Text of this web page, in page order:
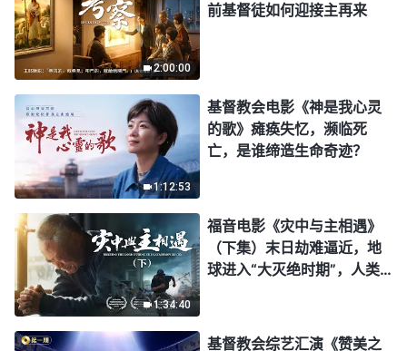
2:00:00
前基督徒如何迎接主再来
1:12:53
基督教会电影《神是我心灵
的歌》瘫痪失忆，濒临死
亡，是谁缔造生命奇迹？
1:34:40
福音电影《灾中与主相遇》
（下集）末日劫难逼近，地
球进入“大灭绝时期”，人类
基督教会综艺汇演《赞美之